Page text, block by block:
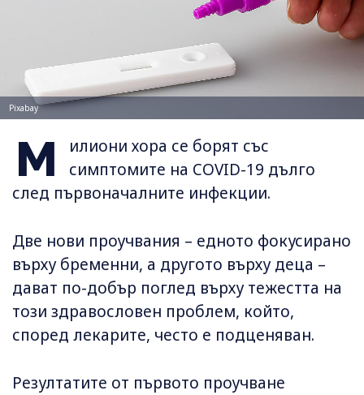
Pixabay
М
илиони хора се борят със
симптомите на COVID-19 дълго
след първоначалните инфекции.
Две нови проучвания – едното фокусирано
върху бременни, а другото върху деца –
дават по-добър поглед върху тежестта на
този здравословен проблем, който,
според лекарите, често е подценяван.
Резултатите от първото проучване